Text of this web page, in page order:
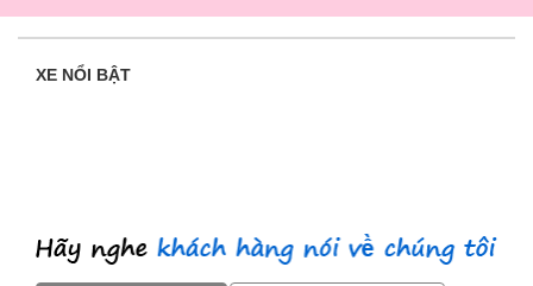
XE NỔI BẬT